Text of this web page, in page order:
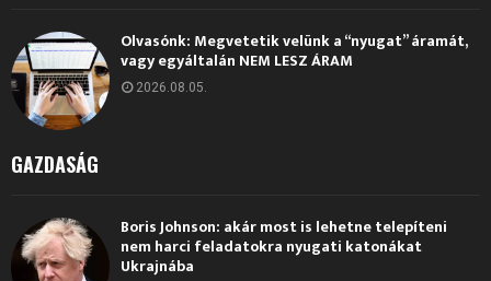
Olvasónk: Megvetetik velünk a “nyugat” áramát,
vagy egyáltalán NEM LESZ ÁRAM
2026.08.05.
GAZDASÁG
Boris Johnson: akár most is lehetne telepíteni
nem harci feladatokra nyugati katonákat
Ukrajnába